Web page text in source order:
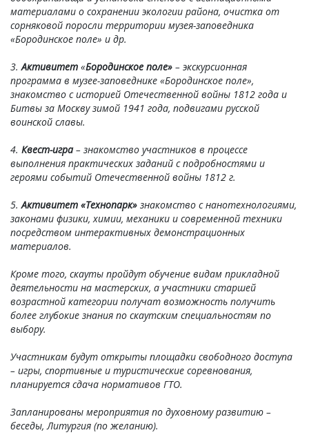
материалами о сохранении экологии района, очистка от
сорняковой поросли территории музея-заповедника
«Бородинское поле» и др.
3.Активитет «Бородинское поле» – экскурсионная
программа в музее-заповеднике «Бородинское поле»,
знакомство с историей Отечественной войны 1812 года и
Битвы за Москву зимой 1941 года, подвигами русской
воинской славы.
4. Квест-игра– знакомство участников в процессе
выполнения практических заданий с подробностями и
героями событий Отечественной войны 1812 г.
5.Активитет «Технопарк» знакомство с нанотехнологиями,
законами физики, химии, механики и современной техники
посредством интерактивных демонстрационных
материалов.
Кроме того, скауты пройдут обучение видам прикладной
деятельности на мастерских, а участники старшей
возрастной категории получат возможность получить
более глубокие знания по скаутским специальностям по
выбору.
Участникам будут открыты площадки свободного доступа
– игры, спортивные и туристические соревнования,
планируется сдача нормативов ГТО.
Запланированы мероприятия по духовному развитию –
беседы, Литургия (по желанию).